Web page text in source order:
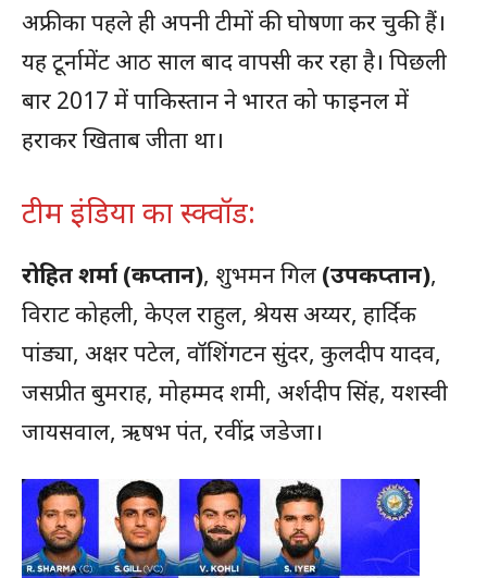
अफ्रीका पहले ही अपनी टीमों की घोषणा कर चुकी हैं।
यह टूर्नामेंट आठ साल बाद वापसी कर रहा है। पिछली
बार 2017 में पाकिस्तान ने भारत को फाइनल में
हराकर खिताब जीता था।
टीम इंडिया का स्क्वॉड:
रोहित शर्मा (कप्तान), शुभमन गिल (उपकप्तान),
विराट कोहली, केएल राहुल, श्रेयस अय्यर, हार्दिक
पांड्या, अक्षर पटेल, वॉशिंगटन सुंदर, कुलदीप यादव,
जसप्रीत बुमराह, मोहम्मद शमी, अर्शदीप सिंह, यशस्वी
जायसवाल, ऋषभ पंत, रवींद्र जडेजा।